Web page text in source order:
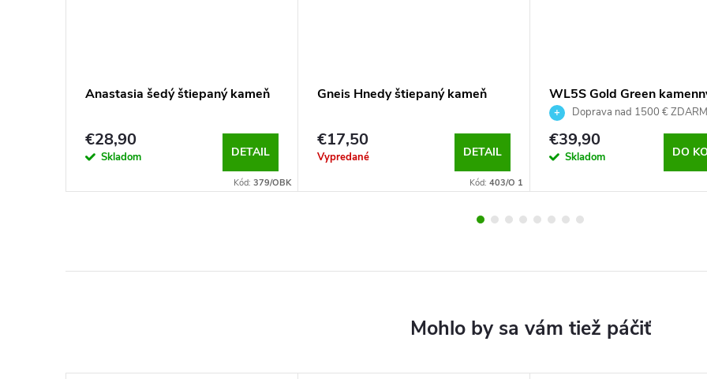
Anastasia šedý štiepaný kameň
€28,90
Skladom DETAIL
Kód: 379/OBK
Gneis Hnedy štiepaný kameň
€17,50
Vypredané DETAIL
Kód: 403/O 1
WL5S Gold Green
obkladDoprava nad 1500 €
€39,90
Skladom DO